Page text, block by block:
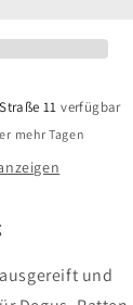
11 verfügbar
mehr Tagen
und